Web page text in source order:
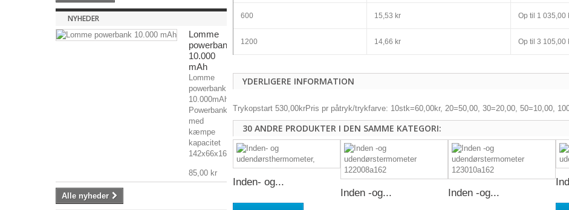
NYHEDER
Lomme
powerbank
10.000
mAh
Lomme
powerbank
10.000mAh
Powerbank
med
kæmpe
kapacitet
142x66x16mm,...
85,00 kr
Alle nyheder
600 15,53 kr Op til 1 035,00
1200 14,66 kr Op til 3 105,00
YDERLIGERE INFORMATION
Trykopstart 530,00krPris pr påtryk/trykfarve: 10stk=60,00kr, 20=50,00, 30=20,00, 50=10,00,
30 ANDRE PRODUKTER I DEN SAMME KATEGORI:
Inden- og...
Inden -og... Inden -og...